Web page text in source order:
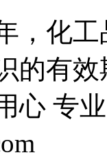
，化
的有效
心 专